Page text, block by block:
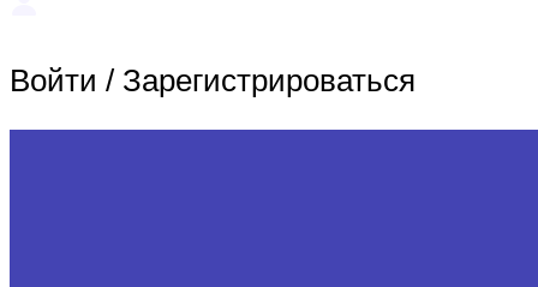
Войти / Зарегистрироваться